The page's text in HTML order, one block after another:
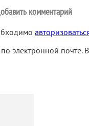
комментарий
электронной почте.